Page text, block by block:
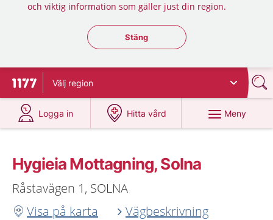
och viktig information som gäller just din region.
Stäng regionsväljaren
Stäng
Till startsidan för 1177
Välj region
Logga in
på 1177.se
Hitta vård
på 1177.se
Meny
Hygieia Mottagning, Solna
Råstavägen 1, SOLNA
Visa på karta
Vägbeskrivning